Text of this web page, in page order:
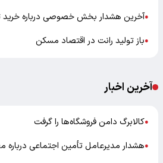
●آخرین هشدار بخش خصوصی درباره
●باز تولید رانت در اقتصاد مسکن
آخرین اخبار
●کالابرگ دامن فروشگاه‌ها را گرفت
●هشدار مدیرعامل تأمین اجتماعی